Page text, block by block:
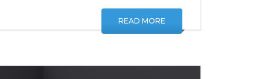
READ MORE